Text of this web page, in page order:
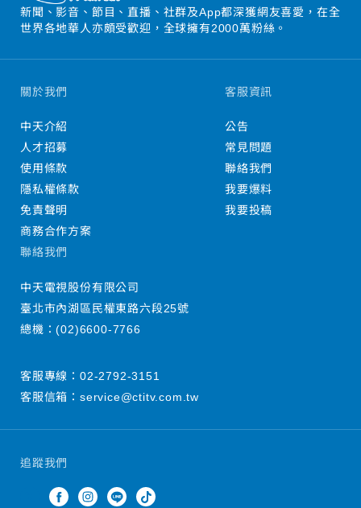
新聞、影音、節目、直播、社群及App都深獲網友喜愛，在全
世界各地華人亦頗受歡迎，全球擁有2000萬粉絲。
追蹤我們
關於我們
中天介紹
人才招募
使用條款
隱私權條款
免責聲明
商務合作方案
客服資訊
公告
常見問題
聯絡我們
我要爆料
我要投稿
聯絡我們
中天電視股份有限公司
臺北市內湖區民權東路六段25號
總機：(02)6600-7766
客服專線： 02-2792-3151
客服信箱： service@ctitv.com.tw